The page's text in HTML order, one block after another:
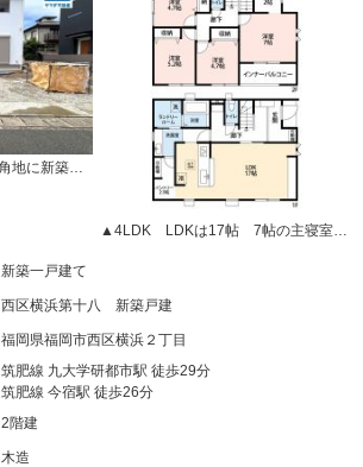
新築一戸建て
西区横浜第十八 新築戸建
福岡県福岡市西区横浜２丁目
筑肥線 九大学研都市駅 徒歩29分
筑肥線 今宿駅 徒歩26分
2階建
木造